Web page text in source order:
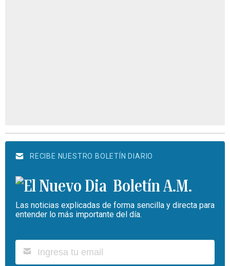
RECIBE NUESTRO BOLETÍN DIARIO
Boletín A.M.
Las noticias explicadas de forma sencilla y directa para
entender lo más importante del día.